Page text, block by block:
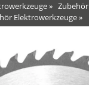
» Zubehör
Elektrowerkzeuge»